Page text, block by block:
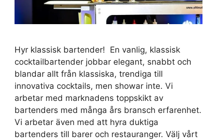
Hyr klassisk bartender! En vanlig, klassisk
cocktailbartender jobbar elegant, snabbt och
blandar allt från klassiska, trendiga till
innovativa cocktails, men showar inte. Vi
arbetar med marknadens toppskikt av
bartenders med många års bransch erfarenhet.
Vi arbetar även med att hyra duktiga
bartenders till barer och restauranger. Välj vårt